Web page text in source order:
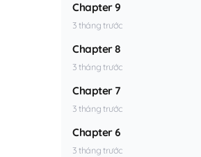
Chapter 9
3 tháng trước
Chapter 8
3 tháng trước
Chapter 7
3 tháng trước
Chapter 6
3 tháng trước